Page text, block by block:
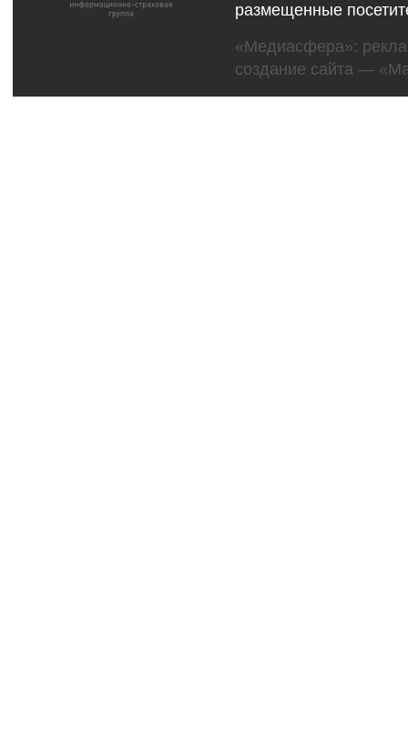
размещенные
«Медиасфера»:
создание сайта —